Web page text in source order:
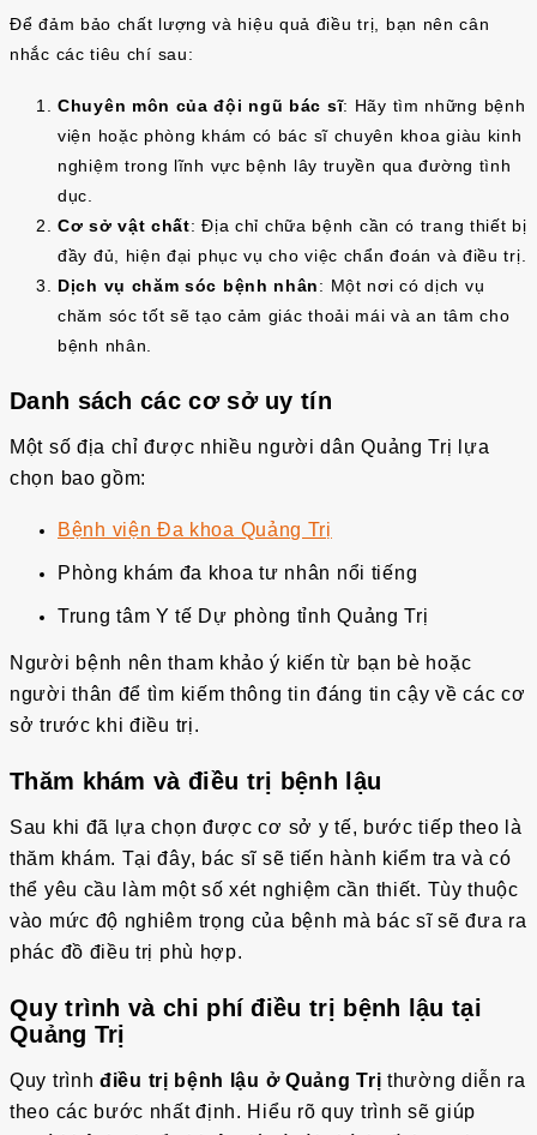
Để đảm bảo chất lượng và hiệu quả điều trị, bạn nên cân
nhắc các tiêu chí sau:
Chuyên môn của đội ngũ bác sĩ: Hãy tìm những bệnh
viện hoặc phòng khám có bác sĩ chuyên khoa giàu kinh
nghiệm trong lĩnh vực bệnh lây truyền qua đường tình
dục.
Cơ sở vật chất: Địa chỉ chữa bệnh cần có trang thiết bị
đầy đủ, hiện đại phục vụ cho việc chẩn đoán và điều trị.
Dịch vụ chăm sóc bệnh nhân: Một nơi có dịch vụ
chăm sóc tốt sẽ tạo cảm giác thoải mái và an tâm cho
bệnh nhân.
Danh sách các cơ sở uy tín
Một số địa chỉ được nhiều người dân Quảng Trị lựa
chọn bao gồm:
Bệnh viện Đa khoa Quảng Trị
Phòng khám đa khoa tư nhân nổi tiếng
Trung tâm Y tế Dự phòng tỉnh Quảng Trị
Người bệnh nên tham khảo ý kiến từ bạn bè hoặc
người thân để tìm kiếm thông tin đáng tin cậy về các cơ
sở trước khi điều trị.
Thăm khám và điều trị bệnh lậu
Sau khi đã lựa chọn được cơ sở y tế, bước tiếp theo là
thăm khám. Tại đây, bác sĩ sẽ tiến hành kiểm tra và có
thể yêu cầu làm một số xét nghiệm cần thiết. Tùy thuộc
vào mức độ nghiêm trọng của bệnh mà bác sĩ sẽ đưa ra
phác đồ điều trị phù hợp.
Quy trình và chi phí điều trị bệnh lậu tại
Quảng Trị
Quy trình điều trị bệnh lậu ở Quảng Trị thường diễn ra
theo các bước nhất định. Hiểu rõ quy trình sẽ giúp